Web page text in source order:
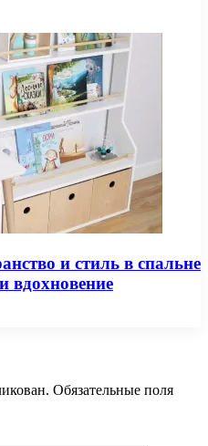
и стиль в спальне
вдохновение
Обязательные поля